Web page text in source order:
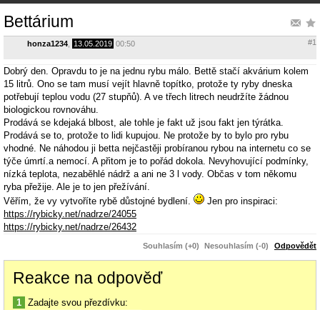
Bettárium
honza1234 13.05.2019 00:50 #1
Dobrý den. Opravdu to je na jednu rybu málo. Bettě stačí akvárium kolem
15 litrů. Ono se tam musí vejít hlavně topítko, protože ty ryby dneska
potřebují teplou vodu (27 stupňů). A ve třech litrech neudržíte žádnou
biologickou rovnováhu.
Prodává se kdejaká blbost, ale tohle je fakt už jsou fakt jen týrátka.
Prodává se to, protože to lidi kupujou. Ne protože by to bylo pro rybu
vhodné. Ne náhodou ji betta nejčastěji probíranou rybou na internetu co se
týče úmrtí.a nemocí. A přitom je to pořád dokola. Nevyhovující podmínky,
nízká teplota, nezaběhlé nádrž a ani ne 3 l vody. Občas v tom někomu
ryba přežije. Ale je to jen přežívání.
Věřím, že vy vytvoříte rybě důstojné bydlení.
Jen pro inspiraci:
https://rybicky.net/nadrze/24055
https://rybicky.net/nadrze/26432
Souhlasím (+0) Nesouhlasím (-0) Odpovědět
Reakce na odpověď
1 Zadajte svou přezdívku: